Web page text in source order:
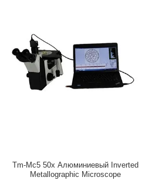
Tm-Mc5 50x Алюминиевый Inverted
Metallographic Microscope